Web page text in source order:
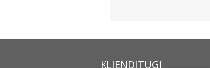
KLIENDITUGI